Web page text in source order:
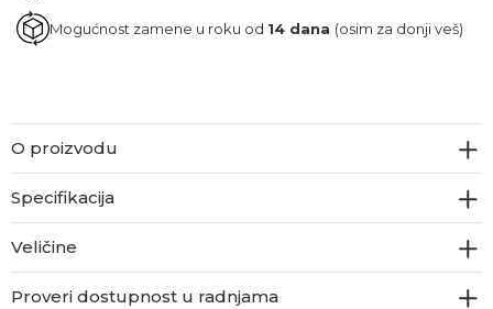
Mogućnost zamene u roku od 14 dana (osim za donji veš)
O proizvodu
Specifikacija
Veličine
Proveri dostupnost u radnjama